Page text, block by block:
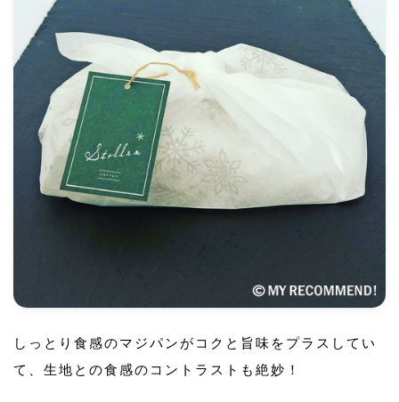
しっとり食感のマジパンがコクと旨味をプラスしてい
て、生地との食感のコントラストも絶妙！